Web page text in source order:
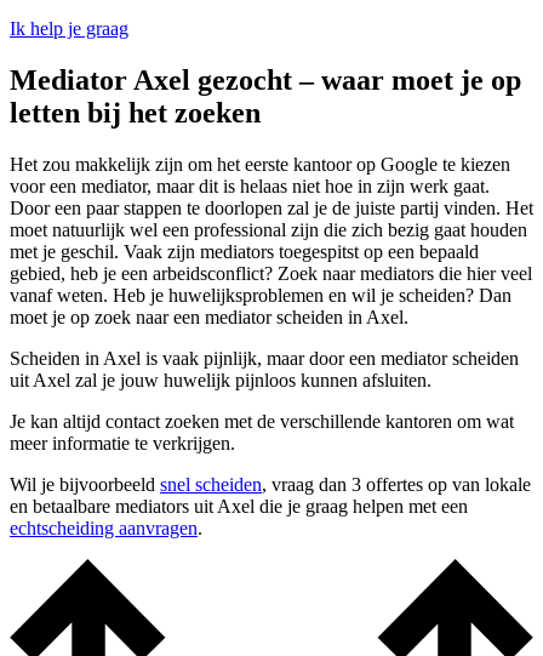
Ik help je graag
Mediator Axel gezocht – waar moet je op
letten bij het zoeken
Het zou makkelijk zijn om het eerste kantoor op Google te kiezen
voor een mediator, maar dit is helaas niet hoe in zijn werk gaat.
Door een paar stappen te doorlopen zal je de juiste partij vinden. Het
moet natuurlijk wel een professional zijn die zich bezig gaat houden
met je geschil. Vaak zijn mediators toegespitst op een bepaald
gebied, heb je een arbeidsconflict? Zoek naar mediators die hier veel
vanaf weten. Heb je huwelijksproblemen en wil je scheiden? Dan
moet je op zoek naar een mediator scheiden in Axel.
Scheiden in Axel is vaak pijnlijk, maar door een mediator scheiden
uit Axel zal je jouw huwelijk pijnloos kunnen afsluiten.
Je kan altijd contact zoeken met de verschillende kantoren om wat
meer informatie te verkrijgen.
Wil je bijvoorbeeld snel scheiden, vraag dan 3 offertes op van lokale
en betaalbare mediators uit Axel die je graag helpen met een
echtscheiding aanvragen.